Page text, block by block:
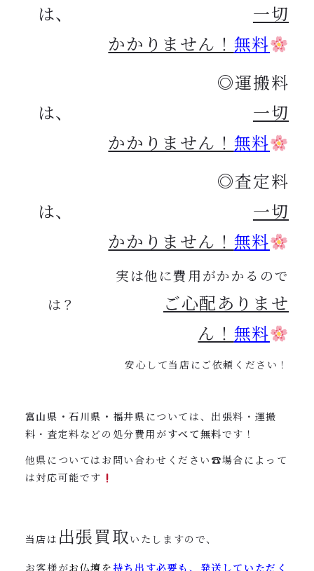
は、 一切
かかりません！ 無料
◎運搬料
は、 一切
かかりません！ 無料
◎査定料
は、 一切
かかりません！ 無料
実は他に費用がかかるので
は？
ご心配ありませ
ん！ 無料
安心して当店にご依頼ください！
富山県・石川県・福井県 については、出張料・運搬
料・査定料などの処分費用がすべて無料です！
他県についてはお問い合わせください☎︎場合によって
は対応可能です
当店は 出張買取いたしますので、
お客様がお仏壇を持ち出す必要も、発送していただく